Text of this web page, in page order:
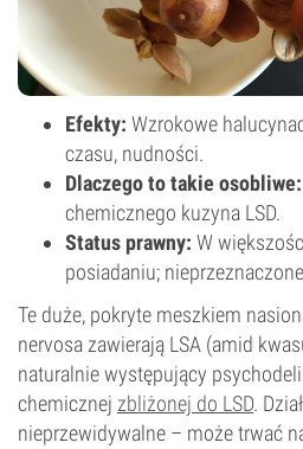
Efekty: Wzrokowe
czasu, nudności.
Dlaczego to takie osobliwe:
chemicznego kuzyna LSD.
Status prawny: W
posiadaniu;
Te duże, pokryte meszkiem
nervosa zawierają LSA (amid
naturalnie występujący
chemicznej zbliżonej do LSD.
nieprzewidywalne – może trwać